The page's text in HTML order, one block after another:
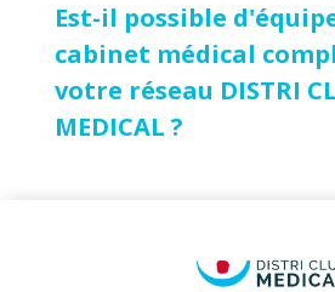
Est-il possible
cabinet médical
votre réseau DISTRI
MEDICAL ?